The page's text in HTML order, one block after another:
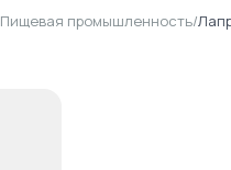
Пищевая промышленность/